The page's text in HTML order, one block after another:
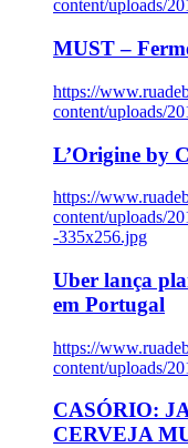
content/uploads/
MUST –
https://
content/uploads/
L’Origine by
https://
content/uploads/
-335x256.jpg
Uber lança
em Portugal
https://
content/uploads/
CASÓRIO:
CERVEJA